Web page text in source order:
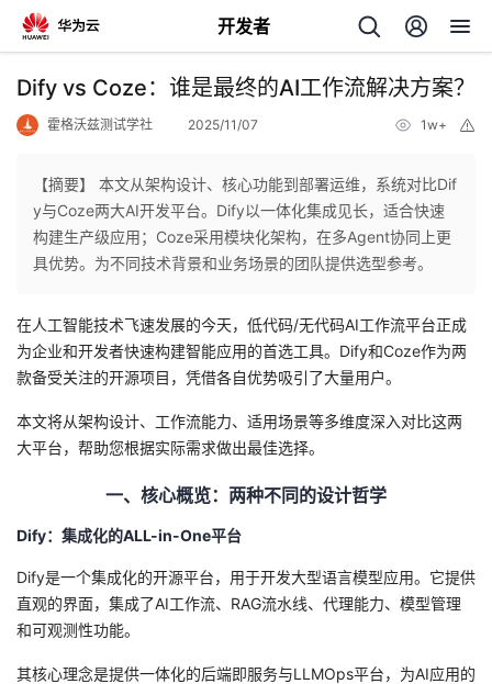
开发者
返
个
人
主
页
我
的
开
者
我
的
我
Dify vs Coze：谁是最终的AI工作流解决方案？
霍格沃兹测试学社 2025/11/07 1w+
【摘要】 本文从架构设计、核心功能到部署运维，系统对比Dif
y与Coze两大AI开发平台。Dify以一体化集成见长，适合快速
构建生产级应用；Coze采用模块化架构，在多Agent协同上更
具优势。为不同技术背景和业务场景的团队提供选型参考。
在人工智能技术飞速发展的今天，低代码/无代码AI工作流平台正成
为企业和开发者快速构建智能应用的首选工具。Dify和Coze作为两
款备受关注的开源项目，凭借各自优势吸引了大量用户。
本文将从架构设计、工作流能力、适用场景等多维度深入对比这两
大平台，帮助您根据实际需求做出最佳选择。
一、核心概览：两种不同的设计哲学
Dify：集成化的ALL-in-One平台
Dify是一个集成化的开源平台，用于开发大型语言模型应用。它提供
直观的界面，集成了AI工作流、RAG流水线、代理能力、模型管理
和可观测性功能。
其核心理念是提供一体化的后端即服务与LLMOps平台，为AI应用的